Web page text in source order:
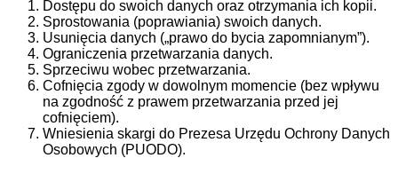
Dostępu do swoich danych oraz otrzymania ich kopii.
Sprostowania (poprawiania) swoich danych.
Usunięcia danych („prawo do bycia zapomnianym”).
Ograniczenia przetwarzania danych.
Sprzeciwu wobec przetwarzania.
Cofnięcia zgody w dowolnym momencie (bez wpływu
na zgodność z prawem przetwarzania przed jej
cofnięciem).
Wniesienia skargi do Prezesa Urzędu Ochrony Danych
Osobowych (PUODO).